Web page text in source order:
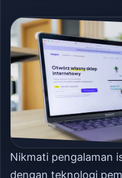
Nikmati pengalaman
dengan teknologi